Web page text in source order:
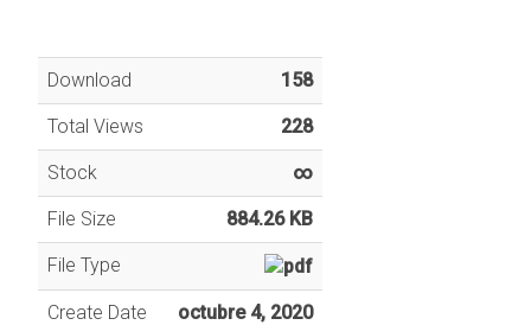
Download 158
Total Views 228
Stock ∞
File Size 884.26 KB
File Type
Create Date octubre 4, 2020